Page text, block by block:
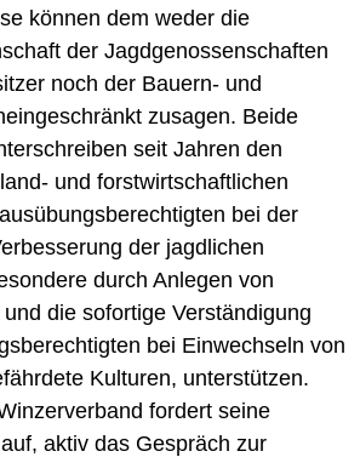
können dem weder die
der Jagdgenossenschaften
noch der Bauern- und
zusagen. Beide
seit Jahren den
und forstwirtschaftlichen
bei der
der jagdlichen
durch Anlegen von
die sofortige Verständigung
bei Einwechseln von
Kulturen, unterstützen.
fordert seine
aktiv das Gespräch zur